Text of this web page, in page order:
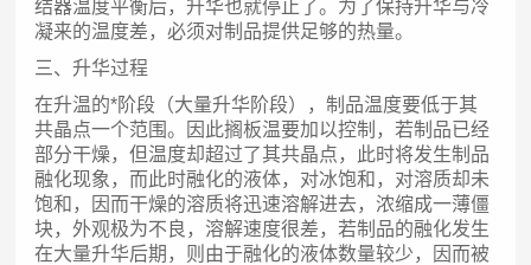
结器温度平衡后，升华也就停止了。为了保持升华与冷
凝来的温度差，必须对制品提供足够的热量。
三、升华过程
在升温的*阶段（大量升华阶段），制品温度要低于其
共晶点一个范围。因此搁板温要加以控制，若制品已经
部分干燥，但温度却超过了其共晶点，此时将发生制品
融化现象，而此时融化的液体，对冰饱和，对溶质却未
饱和，因而干燥的溶质将迅速溶解进去，浓缩成一薄僵
块，外观极为不良，溶解速度很差，若制品的融化发生
在大量升华后期，则由于融化的液体数量较少，因而被